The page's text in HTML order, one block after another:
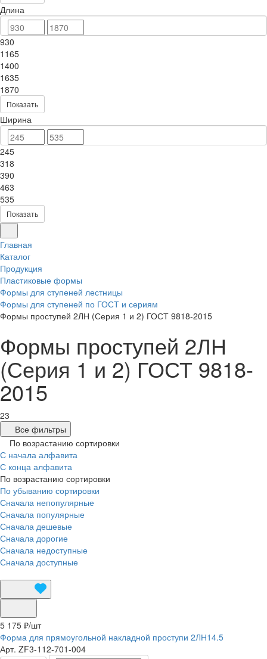
Длина
930
1165
1400
1635
1870
Показать
Ширина
245
318
390
463
535
Показать
Главная
Каталог
Продукция
Пластиковые формы
Формы для ступеней лестницы
Формы для ступеней по ГОСТ и сериям
Формы проступей 2ЛН (Серия 1 и 2) ГОСТ 9818-2015
Формы проступей 2ЛН
(Серия 1 и 2) ГОСТ 9818-
2015
23
Все фильтры
По возрастанию сортировки
С начала алфавита
С конца алфавита
По возрастанию сортировки
По убыванию сортировки
Сначала непопулярные
Сначала популярные
Сначала дешевые
Сначала дорогие
Сначала недоступные
Сначала доступные
5 175 ₽/шт
Форма для прямоугольной накладной проступи 2ЛН14.5
Арт. ZF3-112-701-004